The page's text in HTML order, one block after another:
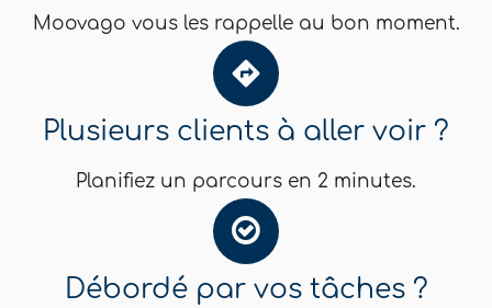
Moovago vous les rappelle au bon moment.
Plusieurs clients à aller voir ?
Planifiez un parcours en 2 minutes.
Débordé par vos tâches ?